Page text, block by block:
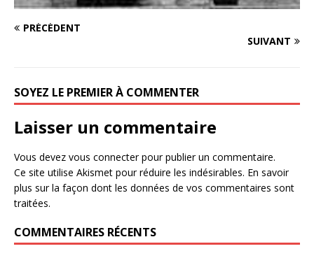
PRÉCÉDENT
SUIVANT
SOYEZ LE PREMIER À COMMENTER
Laisser un commentaire
Vous devez vous connecterpour publier un commentaire.
Ce site utilise Akismet pour réduire les indésirables. En savoir
plus sur la façon dont les données de vos commentaires sont
traitées.
COMMENTAIRES RÉCENTS